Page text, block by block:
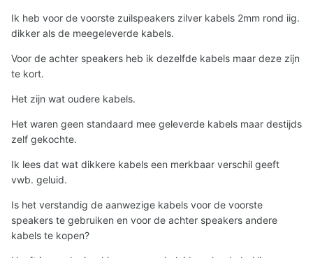
Ik heb voor de voorste zuilspeakers zilver kabels 2mm rond iig.
dikker als de meegeleverde kabels.
Voor de achter speakers heb ik dezelfde kabels maar deze zijn
te kort.
Het zijn wat oudere kabels.
Het waren geen standaard mee geleverde kabels maar destijds
zelf gekochte.
Ik lees dat wat dikkere kabels een merkbaar verschil geeft
vwb. geluid.
Is het verstandig de aanwezige kabels voor de voorste
speakers te gebruiken en voor de achter speakers andere
kabels te kopen?